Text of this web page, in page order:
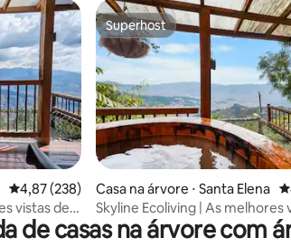
4,87 de uma avaliação média de 5, 238
4,87 (238)
vistas de
Superhost
Superhost
Casa na árvore ⋅ Santa Elena
Skyline Ecoliving | As melhores
Medellín | Jacuzzi
de casas na árvore com